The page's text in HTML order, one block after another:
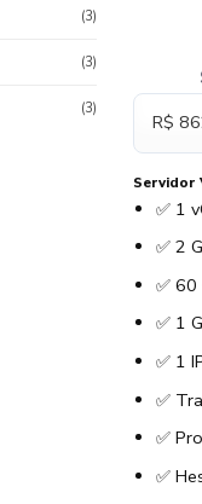
(3)
(3)
(3)
Servidor
✅ 1
✅ 2
✅ 60
✅ 1
✅ 1
✅
✅
✅